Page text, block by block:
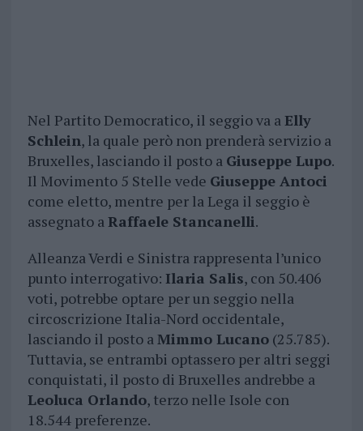
Nel Partito Democratico, il seggio va aElly
Schlein, la quale però non prenderà servizio a
Bruxelles, lasciando il posto a Giuseppe Lupo.
Il Movimento 5 Stelle vede Giuseppe Antoci
come eletto, mentre per la Lega il seggio è
assegnato aRaffaele Stancanelli.
Alleanza Verdi e Sinistra rappresenta l’unico
punto interrogativo: Ilaria Salis, con 50.406
voti, potrebbe optare per un seggio nella
circoscrizione Italia-Nord occidentale,
lasciando il posto aMimmo Lucano(25.785).
Tuttavia, se entrambi optassero per altri seggi
conquistati, il posto di Bruxelles andrebbe a
Leoluca Orlando, terzo nelle Isole con
18.544 preferenze.